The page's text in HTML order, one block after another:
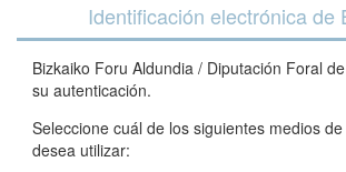
Identificación electrónica de
Bizkaiko Foru Aldundia / Diputación Foral
su autenticación.
Seleccione cuál de los siguientes medios
desea utilizar: